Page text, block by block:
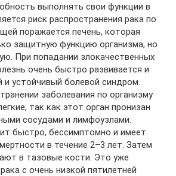
выполнять свои функции в
риск распространения рака по
поражается печень, которая
защитную функцию организма, но
При попадании злокачественных
очень быстро развивается и
и устойчивый болевой синдром.
заболевания по организму
так как этот орган пронизан
сосудами и лимфоузлами.
быстро, бессимптомно и имеет
в течение 2–3 лет. Затем
в тазовые кости. Это уже
с очень низкой пятилетней